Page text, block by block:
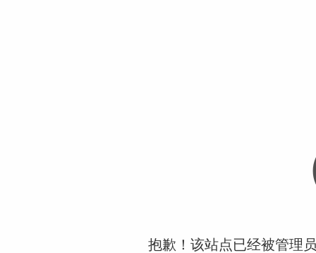
抱歉！该站点已经被管理